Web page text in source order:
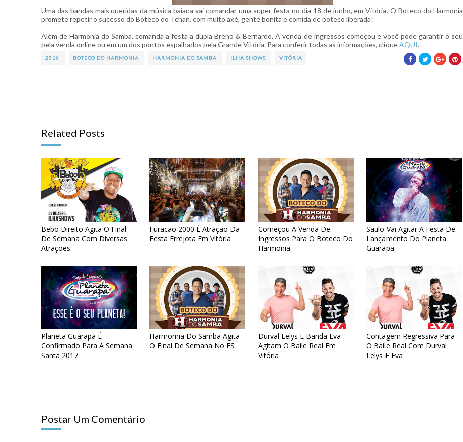
Uma das bandas mais queridas da música baiana vai comandar uma super festa no dia 18 de junho, em Vitória. O Boteco do Harmonia
promete repetir o sucesso do Boteco do Tchan, com muito axé, gente bonita e comida de boteco liberada!
Além de Harmonia do Samba, comanda a festa a dupla Breno & Bernardo. A venda de ingressos começou e você pode garantir o seu
pela venda online ou em um dos pontos espalhados pela Grande Vitória. Para conferir todas as informações, cliqueAQUI.
2016 BOTECO DO HARMONIA HARMONIA DO SAMBA ILHA SHOWS VITÓRIA
Related Posts
Bebo Direito Agita O Final
De Semana Com Diversas
Atrações
Furacão 2000 É Atração Da
Festa Errejota Em Vitória
Começou A Venda De
Ingressos Para O Boteco Do
Harmonia
Saulo Vai Agitar A Festa De
Lançamento Do Planeta
Guarapa
Planeta Guarapa É
Confirmado Para A Semana
Santa 2017
Harmomia Do Samba Agita
O Final De Semana No ES
Durval Lelys E Banda Eva
Agitam O Baile Real Em
Vitória
Contagem Regressiva Para
O Baile Real Com Durval
Lelys E Eva
Postar Um Comentário